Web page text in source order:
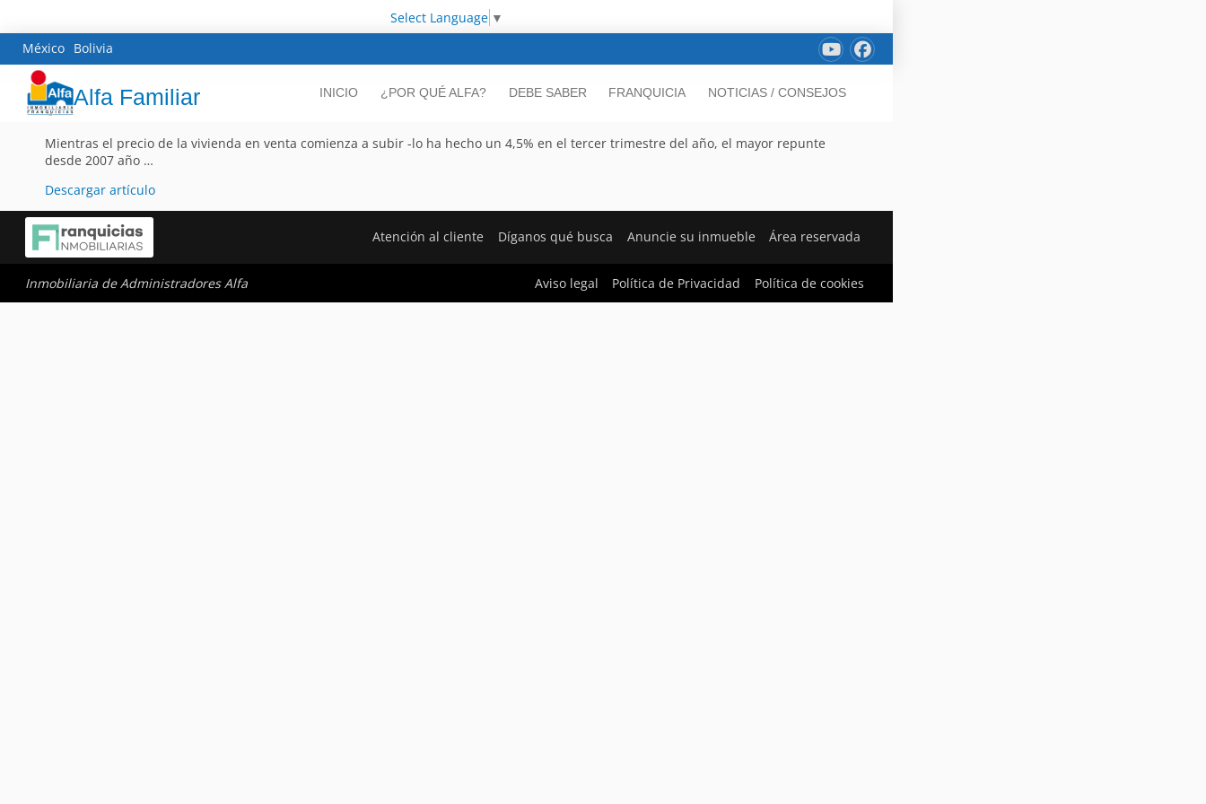
Select Language ▼
México Bolivia
Alfa Familiar INICIO ¿POR QUÉ ALFA? DEBE SABER FRANQUICIA NOTICIAS / CONSEJOS
Mientras el precio de la vivienda en venta comienza a subir -lo ha hecho un 4,5% en el tercer trimestre del año, el mayor repunte
desde 2007 año …
Descargar artículo
Atención al cliente Díganos qué busca Anuncie su inmueble Área reservada
Inmobiliaria de Administradores Alfa Aviso legal Política de Privacidad Política de cookies